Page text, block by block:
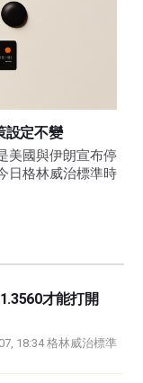
設定不變
美國與伊朗宣布停
日格林威治標準時
才能打開
18:34 格林威治標準